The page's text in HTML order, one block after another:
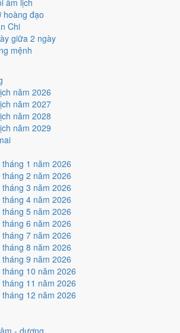
hoàng đạo
Chi
giữa 2 ngày
mệnh
năm 2026
năm 2027
năm 2028
năm 2029
tháng 1 năm 2026
tháng 2 năm 2026
tháng 3 năm 2026
tháng 4 năm 2026
tháng 5 năm 2026
tháng 6 năm 2026
tháng 7 năm 2026
tháng 8 năm 2026
tháng 9 năm 2026
tháng 10 năm 2026
tháng 11 năm 2026
tháng 12 năm 2026
- dương
tốt
ước
ước hôm nay ở
công
hôm nay ở
Hoàng Đạo
tốt
nhà mới
nhà mới hôm nay ở
Ngày Hoàng Đạo
tốt
nay ởmức rất tốt (9/10)
Đạo .